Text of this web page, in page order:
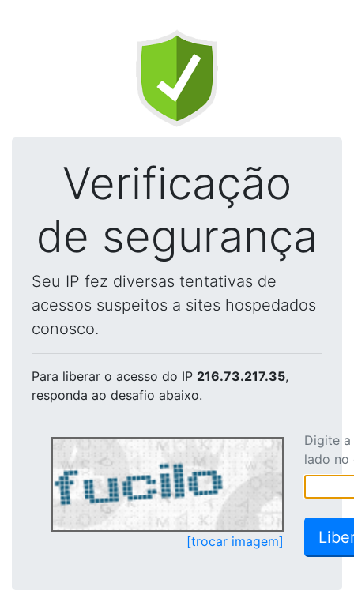
Verificação
de segurança
Seu IP fez diversas tentativas de
acessos suspeitos a sites hospedados
conosco.
Para liberar o acesso do IP 216.73.217.35,
responda ao desafio abaixo.
[trocar imagem]
Digite
lado no